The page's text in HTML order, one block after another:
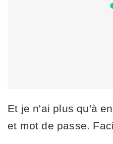
Et je n'ai plus qu'à
et mot de passe.